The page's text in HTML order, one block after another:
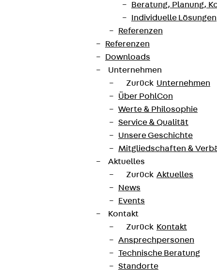
Beratung, Planung,
Individuelle Lösungen
Referenzen
Referenzen
Downloads
Unternehmen
Zurück Unternehmen
Über PohlCon
Werte & Philosophie
Service & Qualität
Unsere Geschichte
Mitgliedschaften &
Aktuelles
Zurück Aktuelles
News
Events
Kontakt
Zurück Kontakt
Ansprechpersonen
Technische Beratung
Standorte